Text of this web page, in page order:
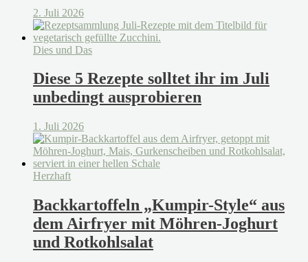
2. Juli 2026
Dies und Das
Diese 5 Rezepte solltet ihr im Juli
unbedingt ausprobieren
1. Juli 2026
Herzhaft
Backkartoffeln „Kumpir-Style“ aus
dem Airfryer mit Möhren-Joghurt
und Rotkohlsalat